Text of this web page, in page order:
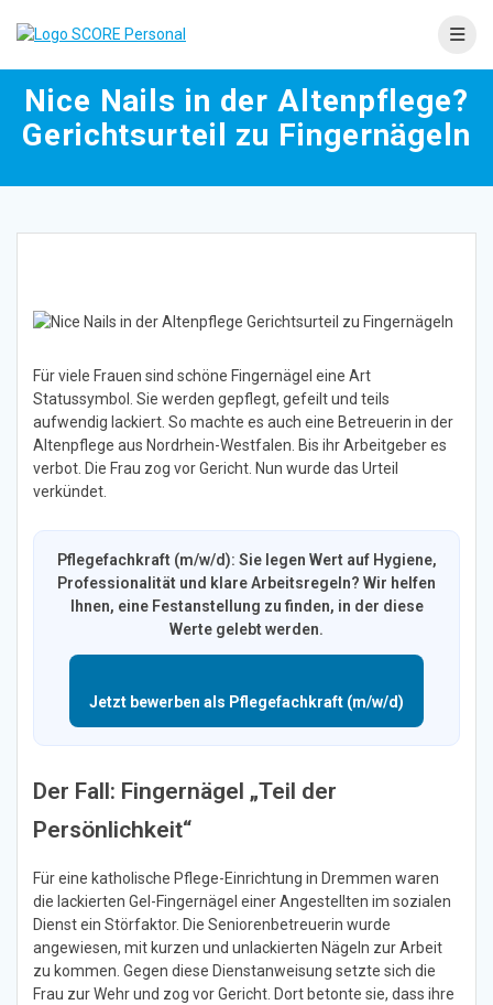
Nice Nails in der Altenpflege?
Gerichtsurteil zu Fingernägeln
Für viele Frauen sind schöne Fingernägel eine Art
Statussymbol. Sie werden gepflegt, gefeilt und teils
aufwendig lackiert. So machte es auch eine Betreuerin in der
Altenpflege aus Nordrhein-Westfalen. Bis ihr Arbeitgeber es
verbot. Die Frau zog vor Gericht. Nun wurde das Urteil
verkündet.
Pflegefachkraft (m/w/d): Sie legen Wert auf Hygiene,
Professionalität und klare Arbeitsregeln? Wir helfen
Ihnen, eine Festanstellung zu finden, in der diese
Werte gelebt werden.
Jetzt bewerben als Pflegefachkraft (m/w/d)
Der Fall: Fingernägel „Teil der
Persönlichkeit“
Für eine katholische Pflege-Einrichtung in Dremmen waren
die lackierten Gel-Fingernägel einer Angestellten im sozialen
Dienst ein Störfaktor. Die Seniorenbetreuerin wurde
angewiesen, mit kurzen und unlackierten Nägeln zur Arbeit
zu kommen. Gegen diese Dienstanweisung setzte sich die
Frau zur Wehr und zog vor Gericht. Dort betonte sie, dass ihre